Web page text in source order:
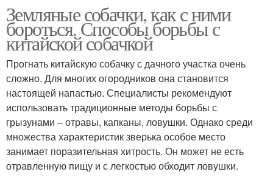
Земляные собачки, как с ними
бороться. Способы борьбы с
китайской собачкой
Прогнать китайскую собачку с дачного участка очень
сложно. Для многих огородников она становится
настоящей напастью. Специалисты рекомендуют
использовать традиционные методы борьбы с
грызунами – отравы, капканы, ловушки. Однако среди
множества характеристик зверька особое место
занимает поразительная хитрость. Он может не есть
отравленную пищу и с легкостью обходит ловушки.